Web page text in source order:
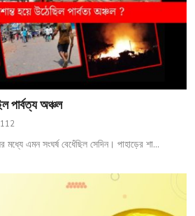
পার্বত্য অঞ্চল
112
মধ্যে এমন সংঘর্ষ বেধেঁছিল সেদিন। পাহাড়ের শা...